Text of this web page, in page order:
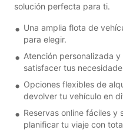
solución perfecta para ti.
Una amplia flota de
para elegir.
Atención personalizada
satisfacer tus
Opciones flexibles de
devolver tu vehículo en
Reservas online fáciles y
planificar tu viaje con